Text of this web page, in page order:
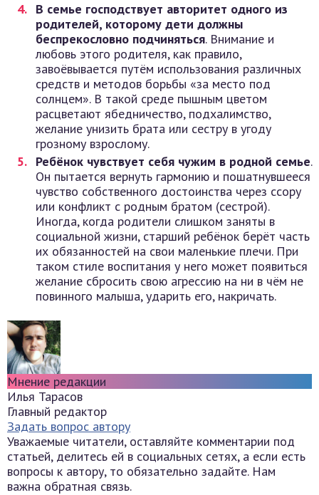
В семье господствует авторитет одного из
родителей, которому дети должны
беспрекословно подчиняться. Внимание и
любовь этого родителя, как правило,
завоёвывается путём использования различных
средств и методов борьбы «за место под
солнцем». В такой среде пышным цветом
расцветают ябедничество, подхалимство,
желание унизить брата или сестру в угоду
грозному взрослому.
Ребёнок чувствует себя чужим в родной семье.
Он пытается вернуть гармонию и пошатнувшееся
чувство собственного достоинства через ссору
или конфликт с родным братом (сестрой).
Иногда, когда родители слишком заняты в
социальной жизни, старший ребёнок берёт часть
их обязанностей на свои маленькие плечи. При
таком стиле воспитания у него может появиться
желание сбросить свою агрессию на ни в чём не
повинного малыша, ударить его, накричать.
Мнение редакции
Илья Тарасов
Главный редактор
Задать вопрос автору
Уважаемые читатели, оставляйте комментарии под
статьей, делитесь ей в социальных сетях, а если есть
вопросы к автору, то обязательно задайте. Нам
важна обратная связь.